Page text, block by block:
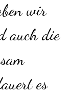
wir
auch die
es